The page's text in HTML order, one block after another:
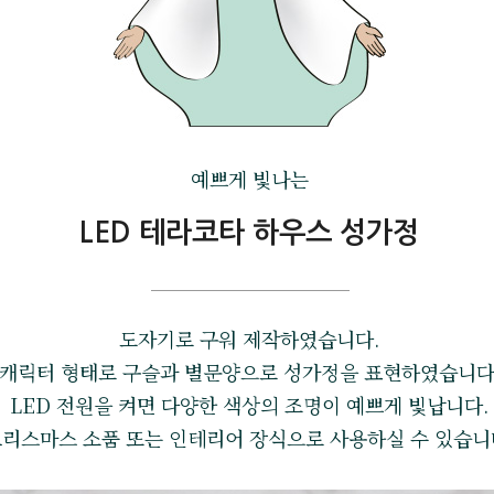
예쁘게 빛나는
LED 테라코타 하우스 성가정
도자기로 구워 제작하였습니다.
릭터 형태로 구슬과 별문양으로 성가정을 표현하였습니
LED 전원을 켜면 다양한 색상의 조명이 예쁘게 빛납니다.
스마스 소품 또는 인테리어 장식으로 사용하실 수 있습